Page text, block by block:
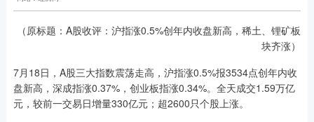
（原标题：A股收评：沪指涨0.5%创年内收盘新高，稀土、锂矿板
块齐涨）
7月18日，A股三大指数震荡走高，沪指涨0.5%报3534点创年内收
盘新高，深成指涨0.37%，创业板指涨0.34%。全天成交1.59万亿
元，较前一交易日增量330亿元；超2600只个股上涨。